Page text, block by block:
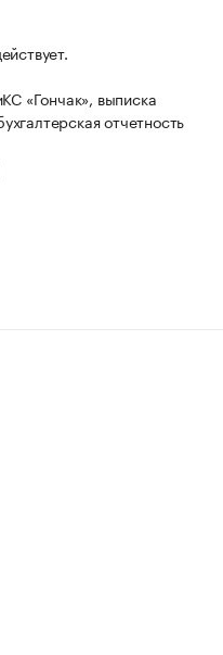
«Гончак», выписка
отчетность